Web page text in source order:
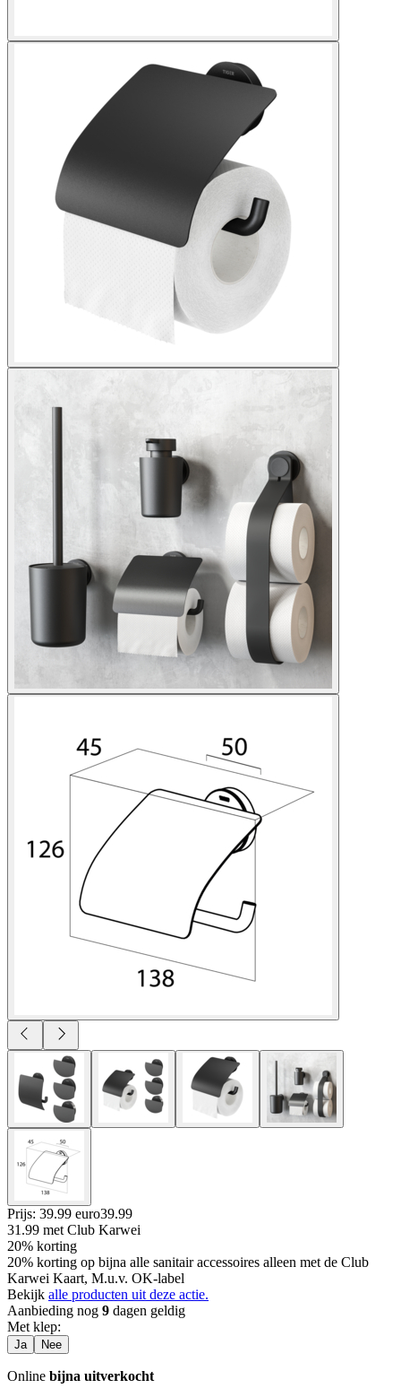
Prijs: 39.99 euro39.99
31.99 met Club Karwei
20% korting
20% korting op bijna alle sanitair accessoires alleen met de Club
Karwei Kaart, M.u.v. OK-label
Bekijk alle producten uit deze actie.
Aanbieding nog 9 dagen geldig
Met klep:
Ja Nee
Online bijna uitverkocht